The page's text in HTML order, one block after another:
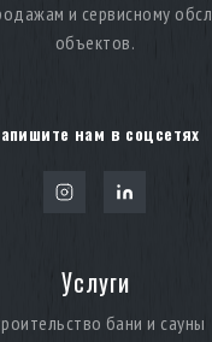
и сервисному
объектов.
нам в соцсетях
Услуги
бани и сауны